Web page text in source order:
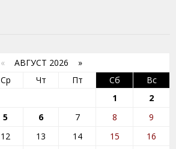
« АВГУСТ 2026 »
Ср Чт Пт Сб
Вс
1
2
5 6 7 8
9
12 13 14 15
16